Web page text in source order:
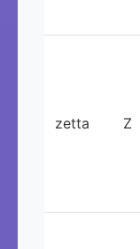
zetta Z